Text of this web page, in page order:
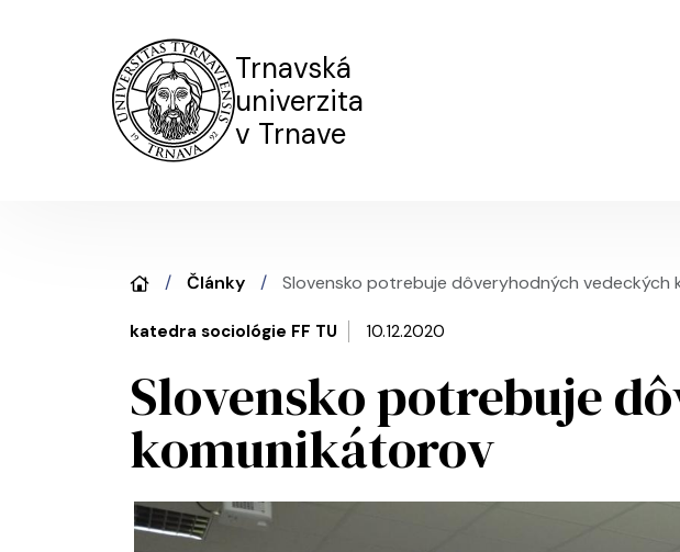
Trnavská
univerzita
v Trnave
Články Slovensko potrebuje dôveryhodných vedeckých
katedra sociológie FF TU 10.12.2020
Slovensko potrebuje
komunikátorov